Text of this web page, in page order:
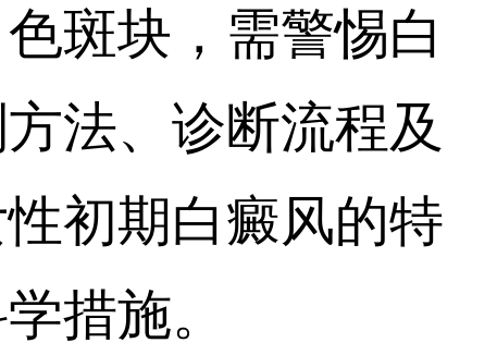
斑块，需警惕白
法、诊断流程及
初期白癜风的特
措施。